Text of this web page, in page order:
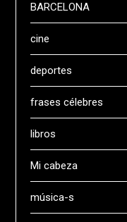
BARCELONA
cine
deportes
frases célebres
libros
Mi cabeza
música-s